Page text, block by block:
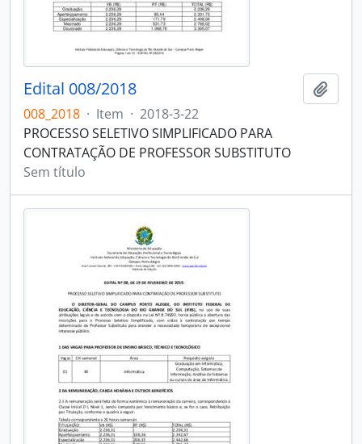
Edital 008/2018
008_2018 · Item · 2018-3-22
PROCESSO SELETIVO SIMPLIFICADO PARA
CONTRATAÇÃO DE PROFESSOR SUBSTITUTO
Sem título